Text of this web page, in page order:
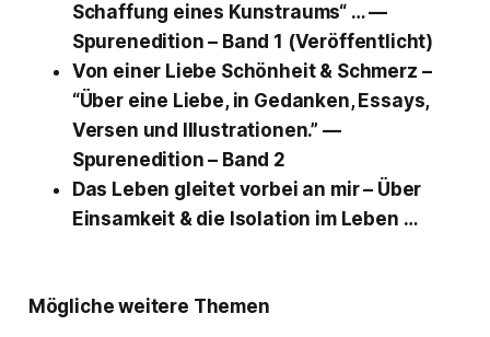
Schaffung eines Kunstraums“ … —
Spurenedition – Band 1 (Veröffentlicht)
Von einer Liebe Schönheit & Schmerz –
“Über eine Liebe, in Gedanken, Essays,
Versen und Illustrationen.” —
Spurenedition – Band 2
Das Leben gleitet vorbei an mir – Über
Einsamkeit & die Isolation im Leben …
Mögliche weitere Themen